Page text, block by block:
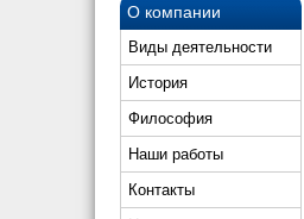
О компании
Виды деятельности
История
Философия
Наши работы
Контакты